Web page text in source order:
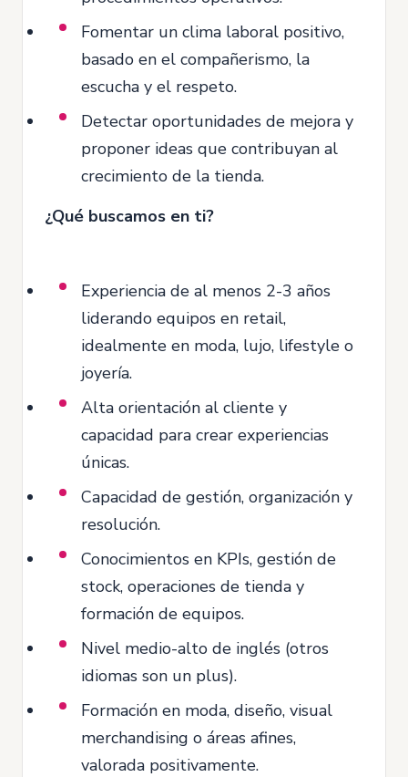
Fomentar un clima laboral positivo,
basado en el compañerismo, la
escucha y el respeto.
Detectar oportunidades de mejora y
proponer ideas que contribuyan al
crecimiento de la tienda.
¿Qué buscamos en ti?
Experiencia de al menos 2-3 años
liderando equipos en retail,
idealmente en moda, lujo, lifestyle o
joyería.
Alta orientación al cliente y
capacidad para crear experiencias
únicas.
Capacidad de gestión, organización y
resolución.
Conocimientos en KPIs, gestión de
stock, operaciones de tienda y
formación de equipos.
Nivel medio-alto de inglés (otros
idiomas son un plus).
Formación en moda, diseño, visual
merchandising o áreas afines,
valorada positivamente.